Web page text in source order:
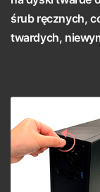
śrub ręcznych,
twardych,